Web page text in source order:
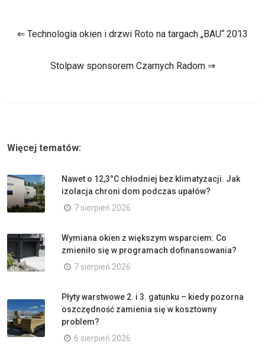
⇐ Technologia okien i drzwi Roto na targach „BAU“ 2013
Stolpaw sponsorem Czarnych Radom ⇒
Więcej tematów:
Nawet o 12,3°C chłodniej bez klimatyzacji. Jak
izolacja chroni dom podczas upałów?
7 sierpień 2026
Wymiana okien z większym wsparciem. Co
zmieniło się w programach dofinansowania?
7 sierpień 2026
Płyty warstwowe 2. i 3. gatunku – kiedy pozorna
oszczędność zamienia się w kosztowny
problem?
6 sierpień 2026